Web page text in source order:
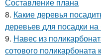
8. Какие деревья
деревьев для посадки
9. Навес из
сотового